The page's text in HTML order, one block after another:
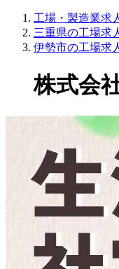
工場・製造業求
三重県の工場求
伊勢市の工場求
株式会